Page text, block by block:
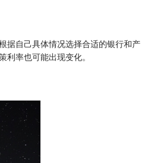
据自己具体情况选择合适的银行和产
率也可能出现变化。